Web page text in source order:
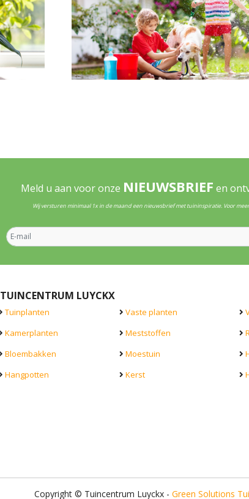
Meld u aan voor onze NIEUWSBRIEF en
Wij versturen minimaal 1x in de maand een nieuwsbrief met tuininspiratie. Voor
TUINCENTRUM LUYCKX
Tuinplanten
Kamerplanten
Bloembakken
Hangpotten
Vaste planten
Meststoffen
Moestuin
Kerst
Copyright © Tuincentrum Luyckx - Green Solutions